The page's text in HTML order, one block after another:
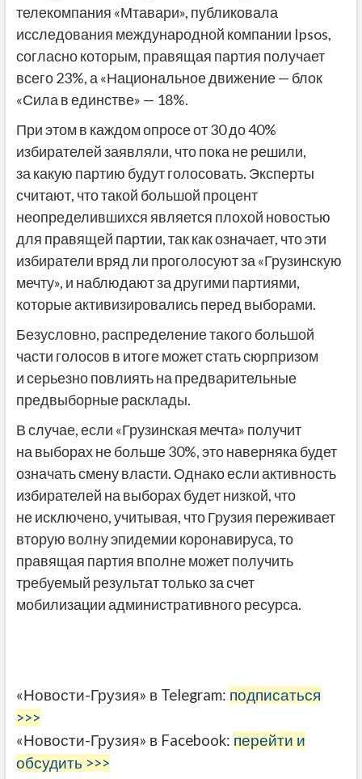
телекомпания «Мтавари», публиковала
исследования международной компании Ipsos,
согласно которым, правящая партия получает
всего 23%, а «Национальное движение — блок
«Сила в единстве» — 18%.
При этом в каждом опросе от 30 до 40%
избирателей заявляли, что пока не решили,
за какую партию будут голосовать. Эксперты
считают, что такой большой процент
неопределившихся является плохой новостью
для правящей партии, так как означает, что эти
избиратели вряд ли проголосуют за «Грузинскую
мечту», и наблюдают за другими партиями,
которые активизировались перед выборами.
Безусловно, распределение такого большой
части голосов в итоге может стать сюрпризом
и серьезно повлиять на предварительные
предвыборные расклады.
В случае, если «Грузинская мечта» получит
на выборах не больше 30%, это наверняка будет
означать смену власти. Однако если активность
избирателей на выборах будет низкой, что
не исключено, учитывая, что Грузия переживает
вторую волну эпидемии коронавируса, то
правящая партия вполне может получить
требуемый результат только за счет
мобилизации административного ресурса.
«Новости-Грузия» в Telegram: подписаться
>>>
«Новости-Грузия» в Facebook: перейти и
обсудить >>>